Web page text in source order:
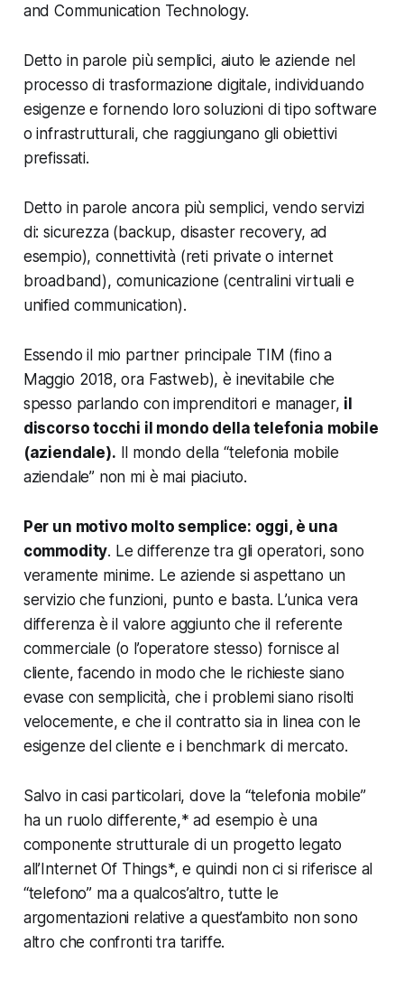
and Communication Technology.
Detto in parole più semplici, aiuto le aziende nel
processo di trasformazione digitale, individuando
esigenze e fornendo loro soluzioni di tipo software
o infrastrutturali, che raggiungano gli obiettivi
prefissati.
Detto in parole ancora più semplici, vendo servizi
di: sicurezza (backup, disaster recovery, ad
esempio), connettività (reti private o internet
broadband), comunicazione (centralini virtuali e
unified communication).
Essendo il mio partner principale TIM (fino a
Maggio 2018, ora Fastweb), è inevitabile che
spesso parlando con imprenditori e manager, il
discorso tocchi il mondo della telefonia mobile
(aziendale). Il mondo della “telefonia mobile
aziendale” non mi è mai piaciuto.
Per un motivo molto semplice: oggi, è una
commodity. Le differenze tra gli operatori, sono
veramente minime. Le aziende si aspettano un
servizio che funzioni, punto e basta. L’unica vera
differenza è il valore aggiunto che il referente
commerciale (o l’operatore stesso) fornisce al
cliente, facendo in modo che le richieste siano
evase con semplicità, che i problemi siano risolti
velocemente, e che il contratto sia in linea con le
esigenze del cliente e i benchmark di mercato.
Salvo in casi particolari, dove la “telefonia mobile”
ha un ruolo differente,* ad esempio è una
componente strutturale di un progetto legato
all’Internet Of Things*, e quindi non ci si riferisce al
“telefono” ma a qualcos’altro, tutte le
argomentazioni relative a quest’ambito non sono
altro che confronti tra tariffe.